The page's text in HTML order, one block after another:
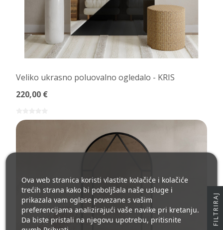
Veliko ukrasno poluovalno ogledalo - KRIS
220,00 €
Ova web stranica koristi vlastite kolačiće i kolačiće
trećih strana kako bi poboljšala naše usluge i
prikazala vam oglase povezane s vašim
preferencijama analizirajući vaše navike pri kretanju.
Da biste pristali na njegovu upotrebu, pritisnite
J